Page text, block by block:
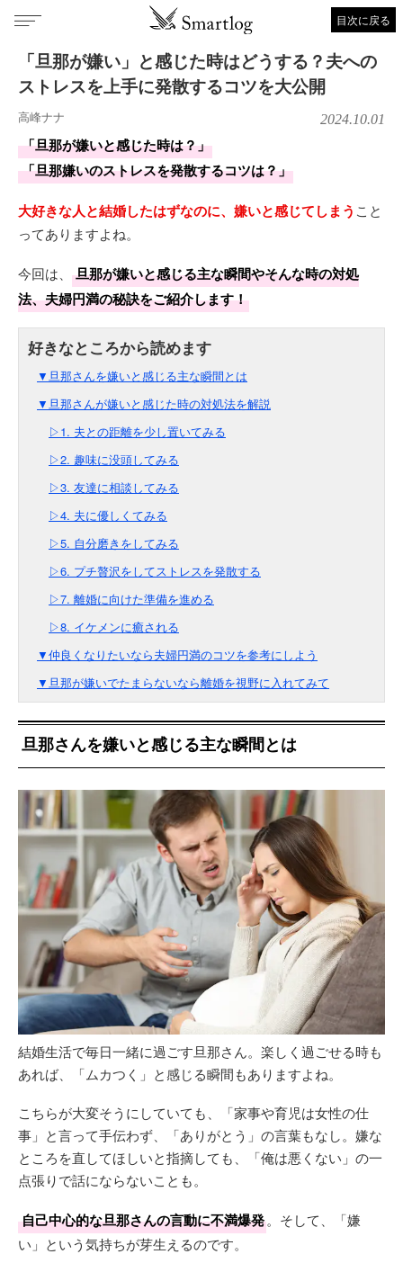
目次に戻る
「旦那が嫌い」と感じた時はどうする？夫への
ストレスを上手に発散するコツを大公開
高峰ナナ 2024.10.01
「旦那が嫌いと感じた時は？」
「旦那嫌いのストレスを発散するコツは？」
大好きな人と結婚したはずなのに、嫌いと感じてしまう こと
ってありますよね。
今回は、
旦那が嫌いと感じる主な瞬間やそんな時の対処
法、夫婦円満の秘訣をご紹介します！
▼旦那さんを嫌いと感じる主な瞬間とは
▼旦那さんが嫌いと感じた時の対処法を解説
▷1. 夫との距離を少し置いてみる
▷2. 趣味に没頭してみる
▷3. 友達に相談してみる
▷4. 夫に優しくてみる
▷5. 自分磨きをしてみる
▷6. プチ贅沢をしてストレスを発散する
▷7. 離婚に向けた準備を進める
▷8. イケメンに癒される
▼仲良くなりたいなら夫婦円満のコツを参考にしよう
▼旦那が嫌いでたまらないなら離婚を視野に入れてみて
旦那さんを嫌いと感じる主な瞬間とは
結婚生活で毎日一緒に過ごす旦那さん。楽しく過ごせる時も
あれば、「ムカつく」と感じる瞬間もありますよね。
こちらが大変そうにしていても、「家事や育児は女性の仕
事」と言って手伝わず、「ありがとう」の言葉もなし。嫌な
ところを直してほしいと指摘しても、「俺は悪くない」の一
点張りで話にならないことも。
自己中心的な旦那さんの言動に不満爆発。そして、「嫌
い」という気持ちが芽生えるのです。